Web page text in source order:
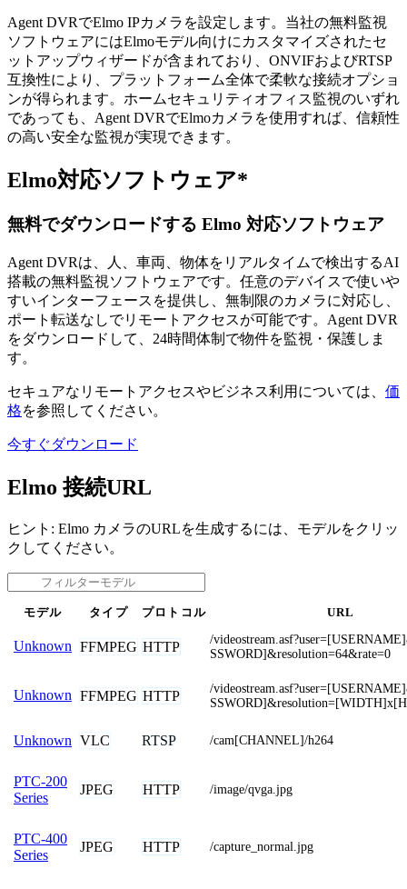
Agent DVRでElmo IPカメラを設定します。当社の無料監視
ソフトウェアにはElmoモデル向けにカスタマイズされたセ
ットアップウィザードが含まれており、ONVIFおよびRTSP
互換性により、プラットフォーム全体で柔軟な接続オプショ
ンが得られます。ホームセキュリティオフィス監視のいずれ
であっても、Agent DVRでElmoカメラを使用すれば、信頼性
の高い安全な監視が実現できます。
Elmo対応ソフトウェア*
無料でダウンロードする Elmo 対応ソフトウェア
Agent DVRは、人、車両、物体をリアルタイムで検出するAI
搭載の無料監視ソフトウェアです。任意のデバイスで使いや
すいインターフェースを提供し、無制限のカメラに対応し、
ポート転送なしでリモートアクセスが可能です。Agent DVR
をダウンロードして、24時間体制で物件を監視・保護しま
す。
セキュアなリモートアクセスやビジネス利用については、 価
格を参照してください。
今すぐダウンロード
Elmo 接続URL
ヒント: Elmo カメラのURLを生成するには、モデルをクリッ
クしてください。
モデル タイプ プロトコル URL
Unknown FFMPEG HTTP
/
SSWORD]&resolution=64&rate=0
Unknown FFMPEG HTTP
/
Unknown VLC RTSP /cam[CHANNEL]/h264
PTC-200
Series
JPEG HTTP /image/qvga.jpg
PTC-400
Series
JPEG HTTP /capture_normal.jpg